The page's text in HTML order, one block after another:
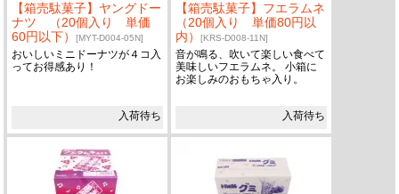
【箱売駄菓子】ヤングドー
ナツ （20個入り 単価
60円以下）[MYT-D004-05N]
おいしいミニドーナツが４コ入
ってお得感あり！
入荷待ち
【箱売駄菓子】フエラムネ
（20個入り 単価80円以
内）[KRS-D008-11N]
音が鳴る、吹いて楽しい食べて
美味しいフエラムネ。 小箱に
お楽しみのおもちゃ入り。
入荷待ち